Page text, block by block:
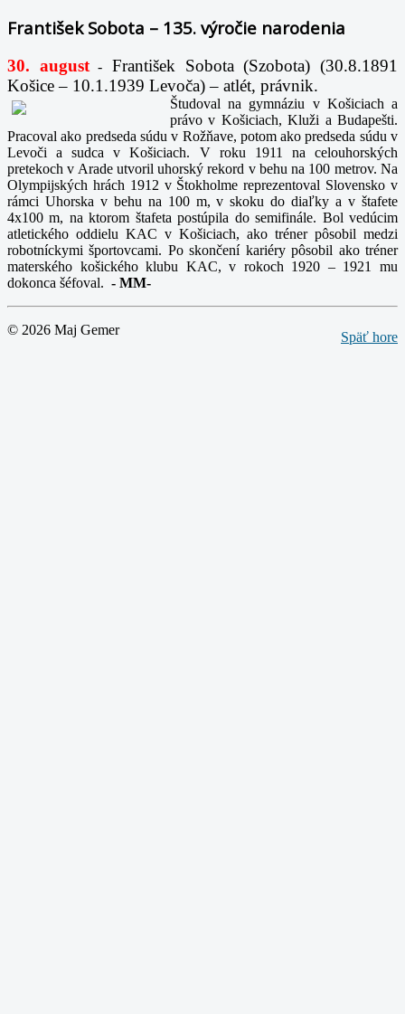
František Sobota – 135. výročie narodenia
30. august-
František Sobota (Szobota) (30.8.1891
Košice – 10.1.1939 Levoča) – atlét, právnik.
Študoval na gymnáziu v Košiciach a
právo v Košiciach, Kluži a Budapešti.
Pracoval ako predseda súdu v Rožňave, potom ako predseda súdu v
Levoči a sudca v Košiciach. V roku 1911 na celouhorských
pretekoch v Arade utvoril uhorský rekord v behu na 100 metrov. Na
Olympijských hrách 1912 v Štokholme reprezentoval Slovensko v
rámci Uhorska v behu na 100 m, v skoku do diaľky a v štafete
4x100 m, na ktorom štafeta postúpila do semifinále. Bol vedúcim
atletického oddielu KAC v Košiciach, ako tréner pôsobil medzi
robotníckymi športovcami. Po skončení kariéry pôsobil ako tréner
materského košického klubu KAC, v rokoch 1920 – 1921 mu
dokonca šéfoval. - MM-
Späť hore
© 2026 Maj Gemer